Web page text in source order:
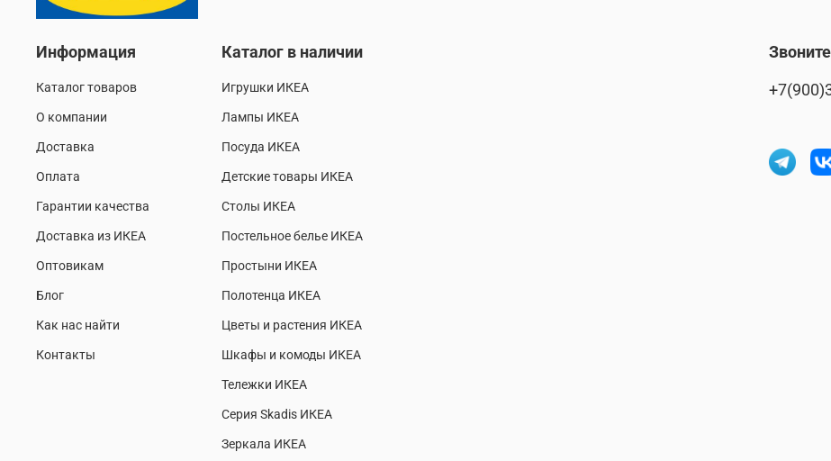
Информация
Каталог товаров
О компании
Доставка
Оплата
Гарантии качества
Доставка из ИКЕА
Оптовикам
Блог
Как нас найти
Контакты
Каталог в наличии
Игрушки ИКЕА
Лампы ИКЕА
Посуда ИКЕА
Детские товары ИКЕА
Столы ИКЕА
Постельное белье ИКЕА
Простыни ИКЕА
Полотенца ИКЕА
Цветы и растения ИКЕА
Шкафы и комоды ИКЕА
Тележки ИКЕА
Серия Skadis ИКЕА
Зеркала ИКЕА